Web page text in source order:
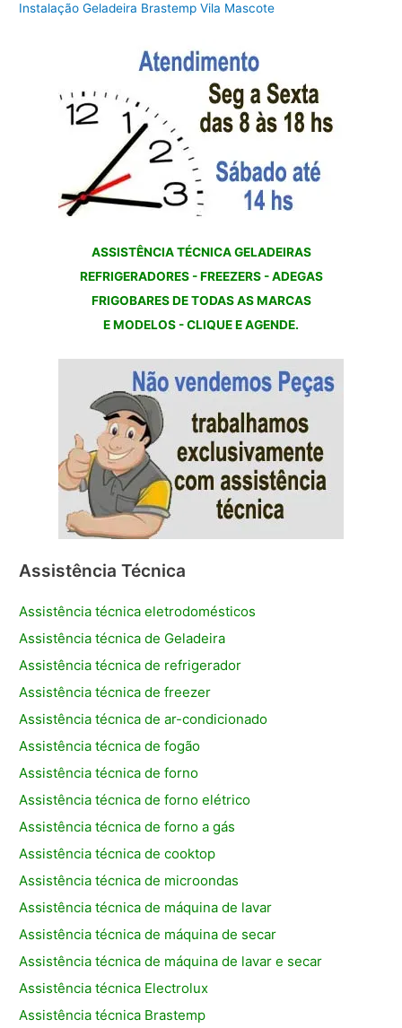
Instalação Geladeira Brastemp Vila Mascote
ASSISTÊNCIA TÉCNICA GELADEIRAS
REFRIGERADORES - FREEZERS - ADEGAS
FRIGOBARES DE TODAS AS MARCAS
E MODELOS - CLIQUE E AGENDE.
Assistência Técnica
Assistência técnica eletrodomésticos
Assistência técnica de Geladeira
Assistência técnica de refrigerador
Assistência técnica de freezer
Assistência técnica de ar-condicionado
Assistência técnica de fogão
Assistência técnica de forno
Assistência técnica de forno elétrico
Assistência técnica de forno a gás
Assistência técnica de cooktop
Assistência técnica de microondas
Assistência técnica de máquina de lavar
Assistência técnica de máquina de secar
Assistência técnica de máquina de lavar e secar
Assistência técnica Electrolux
Assistência técnica Brastemp